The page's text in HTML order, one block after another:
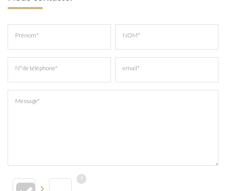
Prénom* NOM*
N° de téléphone* email*
Message*